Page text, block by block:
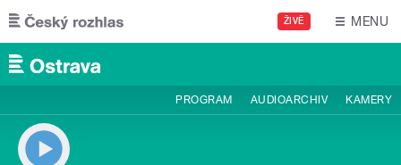
Přejít k hlavnímu obsahu
ŽIVĚ MENU
PROGRAM AUDIOARCHIV KAMERY